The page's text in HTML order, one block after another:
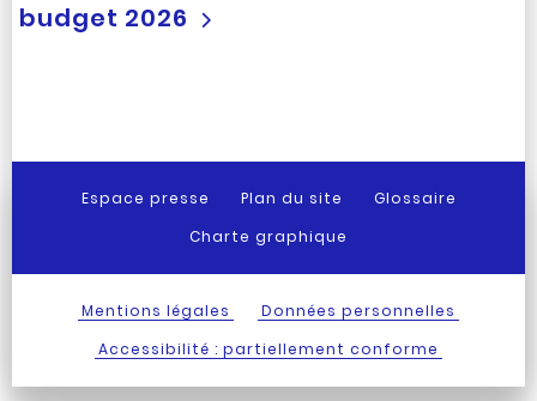
budget 2026
Espace presse Plan du site
Glossaire
Charte graphique
Mentions légales
Données personnelles
Accessibilité : partiellement conforme